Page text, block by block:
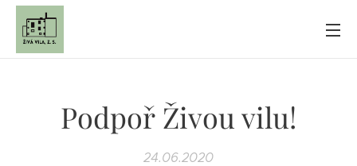
Podpoř Živou vilu!
24.06.2020